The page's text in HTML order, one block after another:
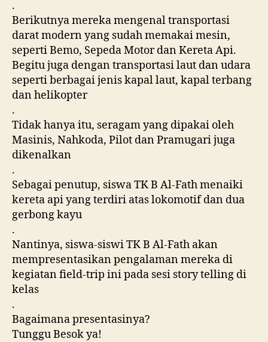
.
Berikutnya mereka mengenal transportasi
darat modern yang sudah memakai mesin,
seperti Bemo, Sepeda Motor dan Kereta Api.
Begitu juga dengan transportasi laut dan udara
seperti berbagai jenis kapal laut, kapal terbang
dan helikopter
.
Tidak hanya itu, seragam yang dipakai oleh
Masinis, Nahkoda, Pilot dan Pramugari juga
dikenalkan
.
Sebagai penutup, siswa TK B Al-Fath menaiki
kereta api yang terdiri atas lokomotif dan dua
gerbong kayu
.
Nantinya, siswa-siswi TK B Al-Fath akan
mempresentasikan pengalaman mereka di
kegiatan field-trip ini pada sesi story telling di
kelas
.
Bagaimana presentasinya?
Tunggu Besok ya!